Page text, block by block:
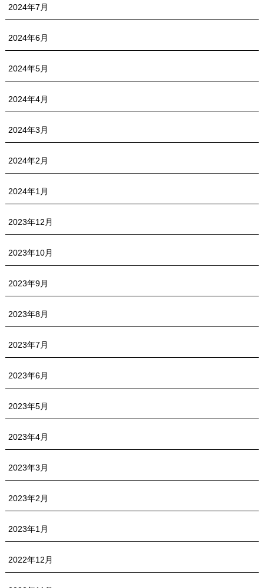
2024年7月
2024年6月
2024年5月
2024年4月
2024年3月
2024年2月
2024年1月
2023年12月
2023年10月
2023年9月
2023年8月
2023年7月
2023年6月
2023年5月
2023年4月
2023年3月
2023年2月
2023年1月
2022年12月